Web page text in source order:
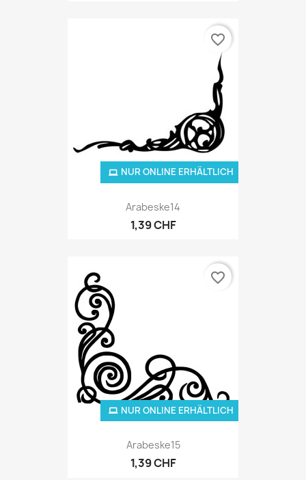
Arabeske14
1,39 CHF
NUR ONLINE ERHÄLTLICH
favorite_border
Arabeske15
1,39 CHF
NUR ONLINE ERHÄLTLICH
favorite_border